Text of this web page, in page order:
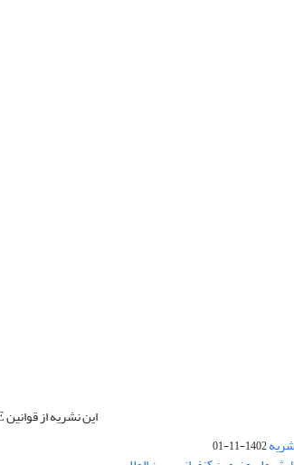
1402-11-01
این نشریه از قوانین COPE تبعیت میکند.